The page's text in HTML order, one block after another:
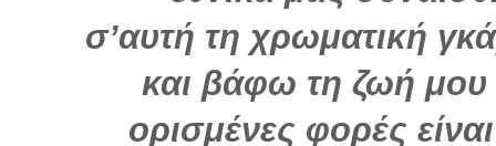
σ’αυτή τη χρωματική
και βάφω τη ζωή
ορισμένες φορές